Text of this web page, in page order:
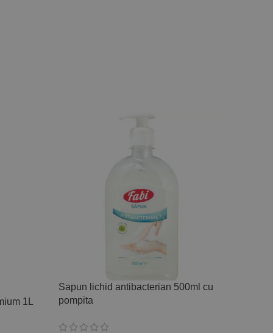
1L
Sapun lichid antibacterian 500ml cu
pompita